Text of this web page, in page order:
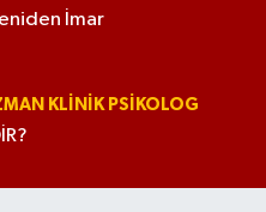
İmar
KLINIK PSIKOLOG